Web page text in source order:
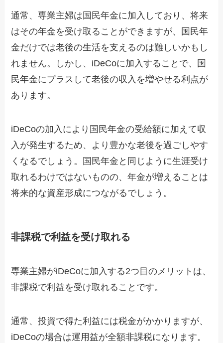
通常、専業主婦は国民年金に加入しており、将来
はその年金を受け取ることができますが、国民年
金だけでは老後の生活を支えるのは難しいかもし
れません。しかし、iDeCoに加入することで、国
民年金にプラスして老後の収入を増やせる利点が
あります。
iDeCoの加入により国民年金の受給額に加えて収
入が発生するため、より豊かな老後を過ごしやす
くなるでしょう。国民年金と同じように生涯受け
取れるわけではないものの、年金が増えることは
将来的な資産形成につながるでしょう。
非課税で利益を受け取れる
専業主婦がiDeCoに加入する2つ目のメリットは、
非課税で利益を受け取れることです。
通常、投資で得た利益には税金がかかりますが、
iDeCoの場合は運用益が全額非課税になります。